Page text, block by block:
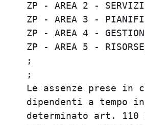
ZP - AREA 2 - SERVIZI
ZP - AREA 3 -
ZP - AREA 4 -
ZP - AREA 5 -
;
;
Le assenze prese in
dipendenti a tempo
determinato art.